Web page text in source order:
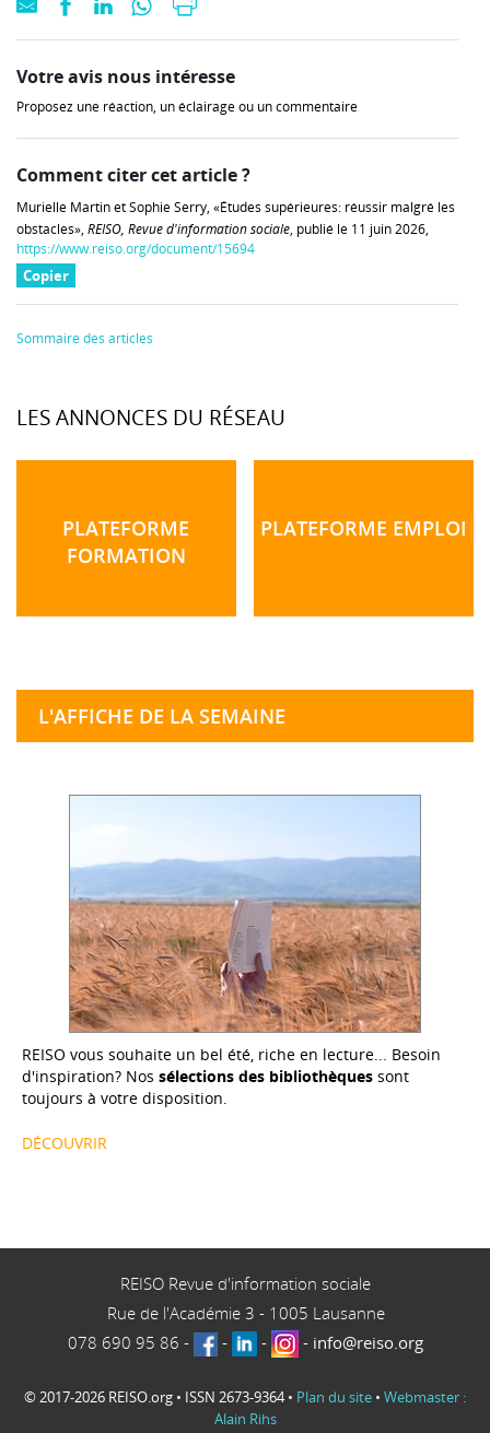
Votre avis nous intéresse
Proposez une réaction, un éclairage ou un commentaire
Comment citer cet article ?
Murielle Martin et Sophie Serry, «Études supérieures: réussir malgré les
obstacles», REISO, Revue d'information sociale, publié le 11 juin 2026,
https://www.reiso.org/document/15694
Copier
Sommaire des articles
LES ANNONCES DU RÉSEAU
PLATEFORME
FORMATION
PLATEFORME EMPLOI
L'AFFICHE DE LA SEMAINE
REISO vous souhaite un bel été, riche en lecture... Besoin
d'inspiration? Nos sélections des bibliothèques sont
toujours à votre disposition.
DÉCOUVRIR
REISO Revue d'information sociale
Rue de l'Académie 3 - 1005 Lausanne
078 690 95 86 - - - - info@reiso.org
© 2017-2026 REISO.org • ISSN 2673-9364 • Plan du site • Webmaster :
Alain Rihs